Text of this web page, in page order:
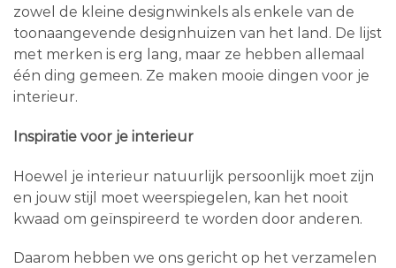
zowel de kleine designwinkels als enkele van de
toonaangevende designhuizen van het land. De lijst
met merken is erg lang, maar ze hebben allemaal
één ding gemeen. Ze maken mooie dingen voor je
interieur.
Inspiratie voor je interieur
Hoewel je interieur natuurlijk persoonlijk moet zijn
en jouw stijl moet weerspiegelen, kan het nooit
kwaad om geïnspireerd te worden door anderen.
Daarom hebben we ons gericht op het verzamelen